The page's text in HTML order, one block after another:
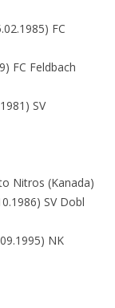
FC
FC Feldbach
SV
Nitros (Kanada)
SV Dobl
NK